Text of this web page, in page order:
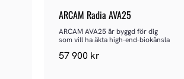
ARCAM Radia AVA25
ARCAM AVA25 är byggd för dig
som vill ha äkta high-end-biokänsla
57 900 kr